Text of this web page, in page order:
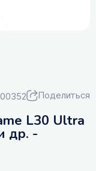
Поделиться
L30 Ultra
др. -